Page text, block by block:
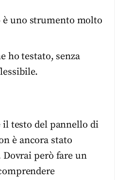
è uno strumento molto
ho testato, senza
il testo del pannello di
è ancora stato
però fare un